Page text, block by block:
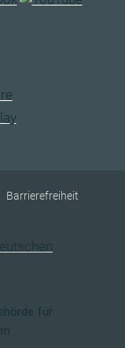
Barrierefreiheit